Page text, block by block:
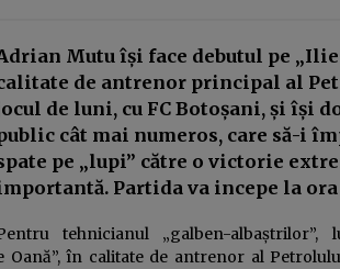
lumi ale muncii:
administrația publică
23 ianuarie 2026
Deputatul Bogdan
„Românii au nevoie de
corectă și echilibrată!”
14 octombrie 2025
Mutu își face debutul pe „Ilie
de antrenor principal al
de luni, cu FC Botoșani, și își
cât mai numeros, care să-i
pe „lupi” către o victorie
Partida va incepe la ora
tehnicianul „galben-albaștrilor”,
Oană”, în calitate de antrenor al